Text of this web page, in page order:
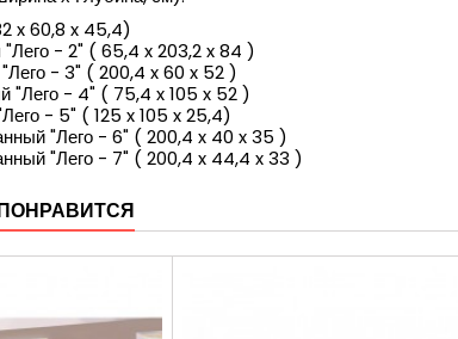
x 60,8 x 45,4)
"Лего - 2" ( 65,4 x 203,2 x 84 )
- 3" ( 200,4 x 60 x 52 )
"Лего - 4" ( 75,4 x 105 x 52 )
- 5" ( 125 x 105 x 25,4)
"Лего - 6" ( 200,4 x 40 x 35 )
"Лего - 7" ( 200,4 x 44,4 x 33 )